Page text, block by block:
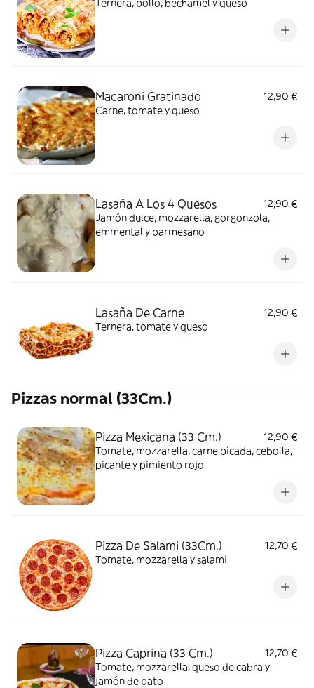
Ternera, pollo, bechamel y queso
Macaroni Gratinado
12,90 €
Carne, tomate y queso
Lasaña A Los 4 Quesos
12,90 €
Jamón dulce, mozzarella, gorgonzola,
emmental y parmesano
Lasaña De Carne
12,90 €
Ternera, tomate y queso
Pizzas normal (33Cm.)
Pizza Mexicana (33 Cm.)
12,90 €
Tomate, mozzarella, carne picada, cebolla,
picante y pimiento rojo
Pizza De Salami (33Cm.)
12,70 €
Tomate, mozzarella y salami
Pizza Caprina (33 Cm.)
12,70 €
Tomate, mozzarella, queso de cabra y
jamón de pato